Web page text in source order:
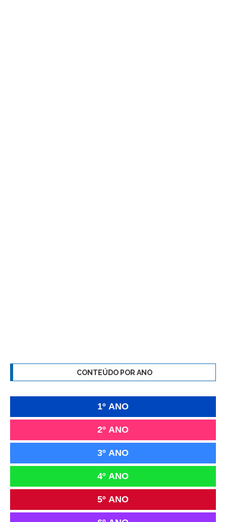
CONTEÚDO POR ANO
1º ANO
2º ANO
3º ANO
4º ANO
5º ANO